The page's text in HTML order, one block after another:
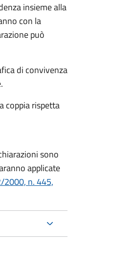
insieme alla
con la
può
di convivenza
coppia rispetta
sono
applicate
2000, n. 445,